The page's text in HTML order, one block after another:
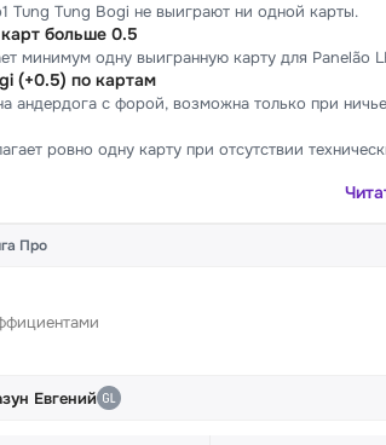
Tung Tung Bogi не выиграют ни одной карты.
больше 0.5
минимум одну выигранную карту для Panelão
(+0.5) по картам
андердога с форой, возможна только при
ровно одну карту при отсутствии
Про
Евгений